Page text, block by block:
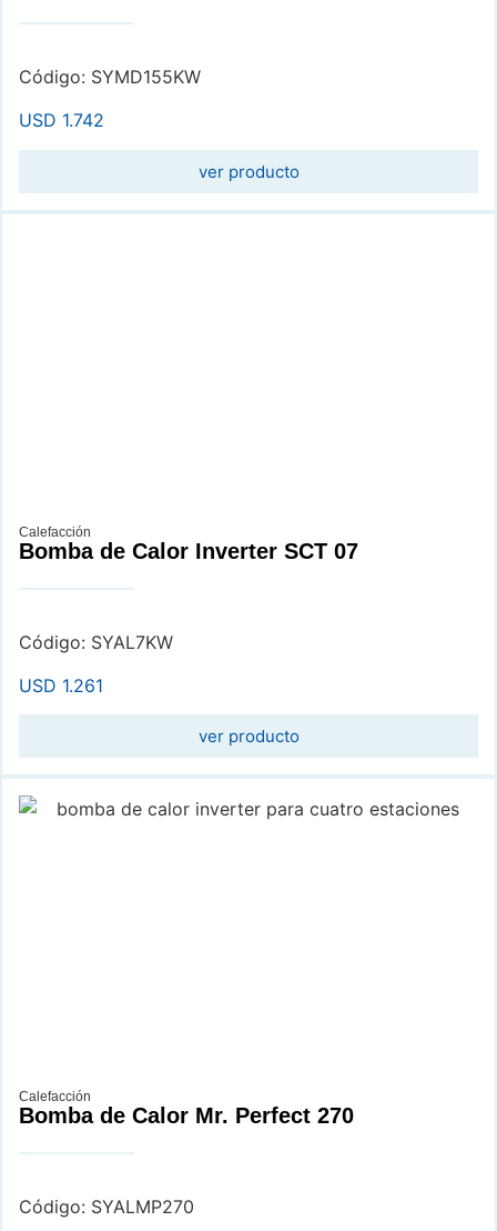
Código: SYMD155KW
USD 1.742
ver producto
Calefacción
Bomba de Calor Inverter SCT 07
Código: SYAL7KW
USD 1.261
ver producto
Calefacción
Bomba de Calor Mr. Perfect 270
Código: SYALMP270